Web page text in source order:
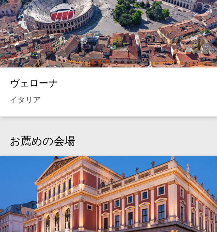
ヴェローナ
イタリア
お薦めの会場